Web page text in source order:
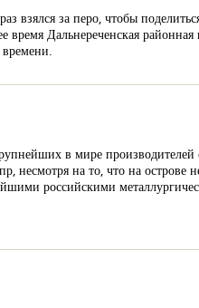
взялся за перо, чтобы
Дальнереченская
в мире
несмотря на то, что на
российскими